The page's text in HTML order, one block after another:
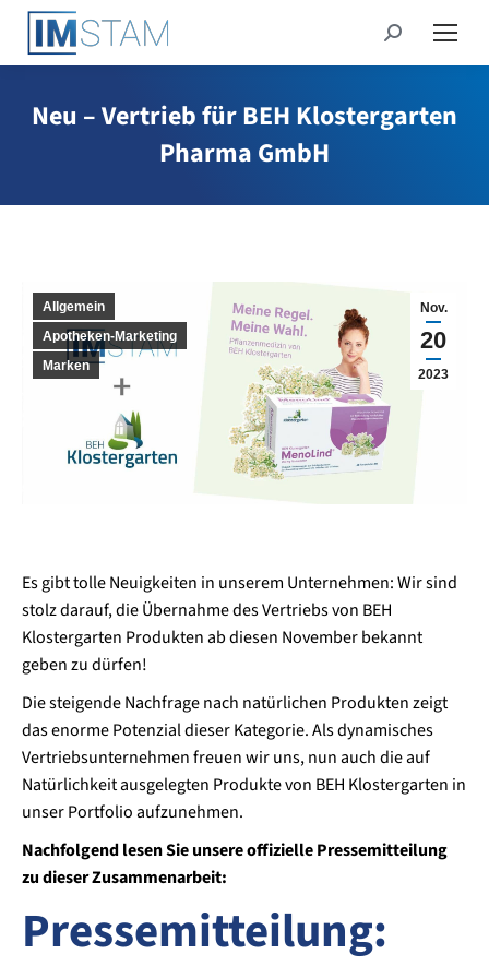
Search:
Neu – Vertrieb für BEH Klostergarten
Pharma GmbH
Nov.
20
2023
Allgemein
Apotheken-Marketing
Marken
Es gibt tolle Neuigkeiten in unserem Unternehmen: Wir sind
stolz darauf, die Übernahme des Vertriebs von BEH
Klostergarten Produkten ab diesen November bekannt
geben zu dürfen!
Die steigende Nachfrage nach natürlichen Produkten zeigt
das enorme Potenzial dieser Kategorie. Als dynamisches
Vertriebsunternehmen freuen wir uns, nun auch die auf
Natürlichkeit ausgelegten Produkte von BEH Klostergarten in
unser Portfolio aufzunehmen.
Nachfolgend lesen Sie unsere offizielle Pressemitteilung
zu dieser Zusammenarbeit:
Pressemitteilung: